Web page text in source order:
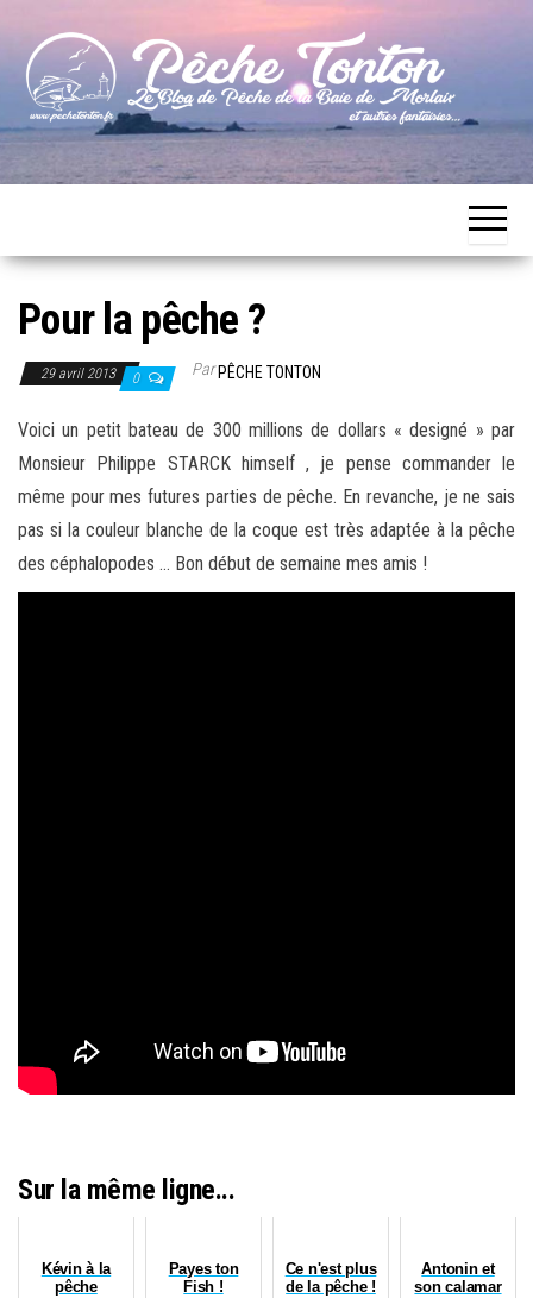
content
Pêche
Le blog
de
Baie de
Pour la pêche ?
29 avril 2013 0 ParPÊCHE TONTON
Voici un petit bateau de 300 millions de dollars « designé » par
Monsieur Philippe STARCK himself , je pense commander le
même pour mes futures parties de pêche. En revanche, je ne sais
pas si la couleur blanche de la coque est très adaptée à la pêche
des céphalopodes … Bon début de semaine mes amis !
Sur la même ligne...
Kévin à la
pêche
Payes ton
Fish !
Ce n'est plus
de la pêche !
Antonin et
son calamar